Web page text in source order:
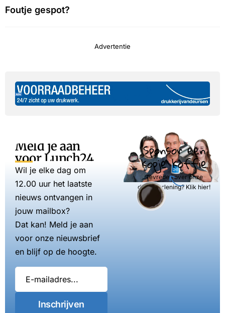
Foutje gespot?
Advertentie
Meld je aan
voor Lunch24
Wil je elke dag om
12.00 uur het laatste
nieuws ontvangen in
jouw mailbox?
Dat kan! Meld je aan
voor onze nieuwsbrief
en blijf op de hoogte.
Inschrijven
Sponsor een
kopje koffie
Tevreden over onze
dienstverlening? Klik hier!